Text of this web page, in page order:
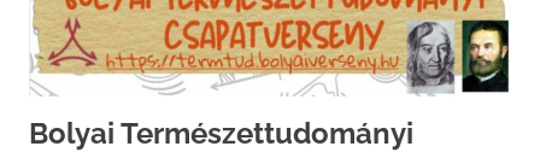
Bolyai Természettudományi